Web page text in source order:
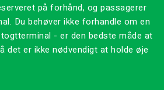
på forhånd, og passagerer
Du behøver ikke forhandle om en
- er den bedste måde at
det er ikke nødvendigt at holde øje